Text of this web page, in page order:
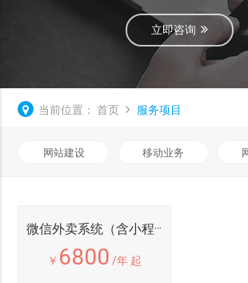
立即咨询
当前位置： 首页 服务项目
网站建设 移动业务
微信外卖系统（含小程···
￥ 6800 /年 起